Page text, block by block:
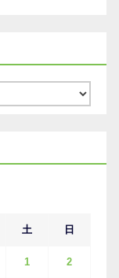
土 日
1 2